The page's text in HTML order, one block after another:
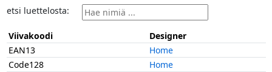
etsi luettelosta:
Viivakoodi
Designer
EAN13
Home
Code128
Home